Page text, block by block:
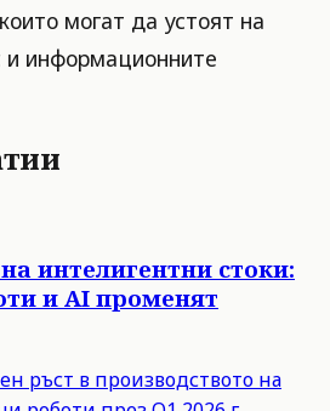
могат да устоят на
и информационните
интелигентни стоки:
и AI променят
ръст в производството на